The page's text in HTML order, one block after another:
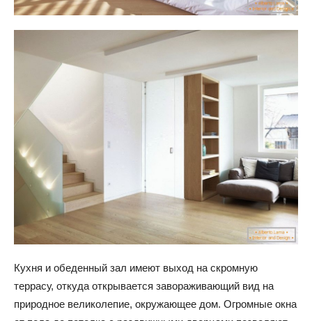
Кухня и обеденный зал имеют выход на скромную
террасу, откуда открывается завораживающий вид на
природное великолепие, окружающее дом. Огромные окна